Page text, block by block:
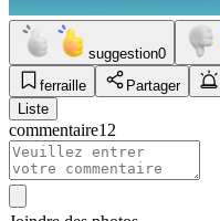
suggestion0
ferraille
Partager
Liste
commentaire12